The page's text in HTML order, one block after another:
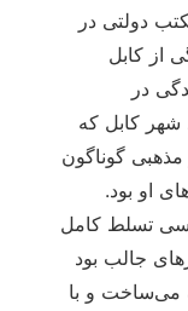
دولتی در
از کابل
در
شهر کابل که
گوناگون
او بود.
تسلط کامل
جالب بود
می‌ساخت و با